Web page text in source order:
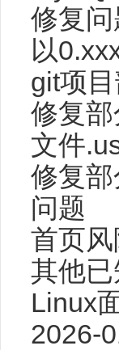
修复问
以
git项
修复
文件
修复
问题
首页
其他
Linux
2026-